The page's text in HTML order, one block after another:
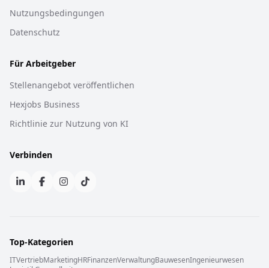
Nutzungsbedingungen
Datenschutz
Für Arbeitgeber
Stellenangebot veröffentlichen
Hexjobs Business
Richtlinie zur Nutzung von KI
Verbinden
Top-Kategorien
ITVertriebMarketingHRFinanzenVerwaltungBauwesenIngenieurwesen